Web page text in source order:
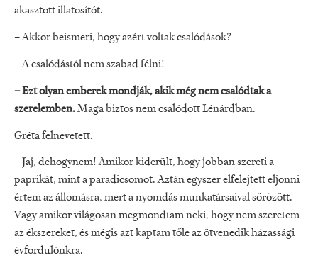
akasztott illatosítót.
– Akkor beismeri, hogy azért voltak csalódások?
– A csalódástól nem szabad félni!
– Ezt olyan emberek mondják, akik még nem csalódtak a
szerelemben.Maga biztos nem csalódott Lénárdban.
Gréta felnevetett.
– Jaj, dehogynem! Amikor kiderült, hogy jobban szereti a
paprikát, mint a paradicsomot. Aztán egyszer elfelejtett eljönni
értem az állomásra, mert a nyomdás munkatársaival sörözött.
Vagy amikor világosan megmondtam neki, hogy nem szeretem
az ékszereket, és mégis azt kaptam tőle az ötvenedik házassági
évfordulónkra.